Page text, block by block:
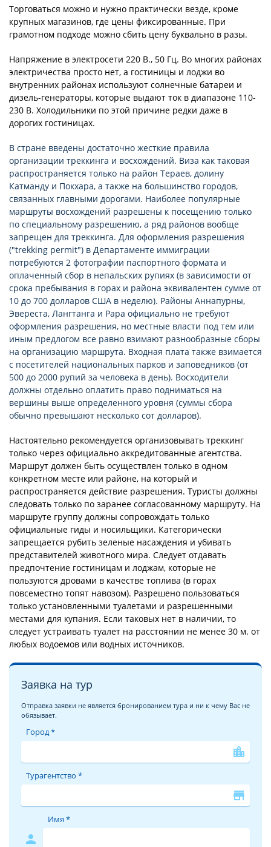
Торговаться можно и нужно практически везде, кроме
крупных магазинов, где цены фиксированные. При
грамотном подходе можно сбить цену буквально в разы.
Напряжение в электросети 220 В., 50 Гц. Во многих районах
электричества просто нет, а гостиницы и лоджи во
внутренних районах используют солнечные батареи и
дизель-генераторы, которые выдают ток в диапазоне 110-
230 В. Холодильники по этой причине редки даже в
дорогих гостиницах.
В стране введены достаточно жесткие правила
организации треккинга и восхождений. Виза как таковая
распространяется только на район Тераев, долину
Катманду и Покхара, а также на большинство городов,
связанных главными дорогами. Наиболее популярные
маршруты восхождений разрешены к посещению только
по специальному разрешению, а ряд районов вообще
запрещен для треккинга. Для оформления разрешения
("trekking permit") в Департаменте иммиграции
потребуются 2 фотографии паспортного формата и
оплаченный сбор в непальских рупиях (в зависимости от
срока пребывания в горах и района эквивалентен сумме от
10 до 700 долларов США в неделю). Районы Аннапурны,
Эвереста, Лангтанга и Рара официально не требуют
оформления разрешения, но местные власти под тем или
иным предлогом все равно взимают разнообразные сборы
на организацию маршрута. Входная плата также взимается
с посетителей национальных парков и заповедников (от
500 до 2000 рупий за человека в день). Восходители
должны отдельно оплатить право подниматься на
вершины выше определенного уровня (суммы сбора
обычно превышают несколько сот долларов).
Настоятельно рекомендуется организовывать треккинг
только через официально аккредитованные агентства.
Маршрут должен быть осуществлен только в одном
конкретном месте или районе, на который и
распространяется действие разрешения. Туристы должны
следовать только по заранее согласованному маршруту. На
маршруте группу должны сопровождать только
официальные гиды и носильщики. Категорически
запрещается рубить зеленые насаждения и убивать
представителей животного мира. Следует отдавать
предпочтение гостиницам и лоджам, которые не
пользуются дровами в качестве топлива (в горах
повсеместно топят навозом). Разрешено пользоваться
только установленными туалетами и разрешенными
местами для купания. Если таковых нет в наличии, то
следует устраивать туалет на расстоянии не менее 30 м. от
любых водоемов или водных источников.
Заявка на тур
Отправка заявки не является бронированием тура и ни к чему Вас не
обязывает.
Город *
location_city
Турагентство *
store
person
Имя *